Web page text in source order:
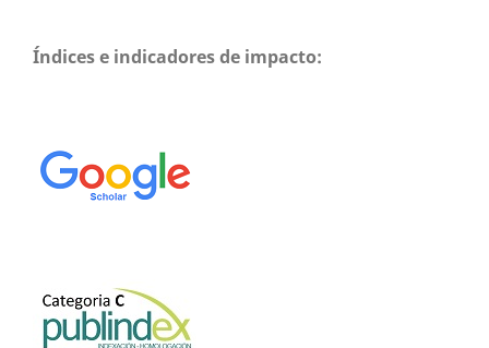
Índices e indicadores de impacto: